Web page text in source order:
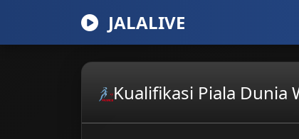
JALALIVE
Kualifikasi Piala Dunia